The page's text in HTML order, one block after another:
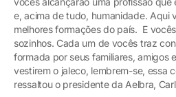
e, acima de tudo, humanidade. Aqui
melhores formações do país. E
sozinhos. Cada um de vocês traz
formada por seus familiares, amigos
vestirem o jaleco, lembrem-se, essa
ressaltou o presidente da Aelbra,